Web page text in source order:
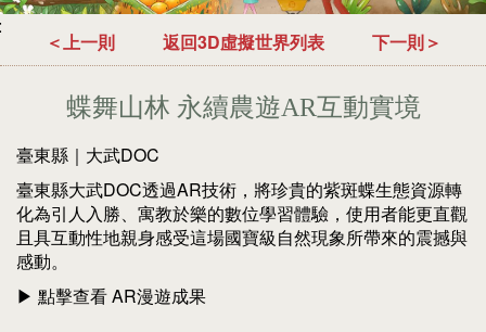
＜上一則 返回3D虛擬世界列表 下一則＞
蝶舞山林 永續農遊AR互動實境
臺東縣｜大武DOC
臺東縣大武DOC透過AR技術，將珍貴的紫斑蝶生態資源轉
化為引人入勝、寓教於樂的數位學習體驗，使用者能更直觀
且具互動性地親身感受這場國寶級自然現象所帶來的震撼與
感動。
▶ 點擊查看 AR漫遊成果